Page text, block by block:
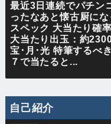
最近3日連続でパチン
ったなあと懐古厨に
スペック 大当たり確
大当たり出玉：約
宝･月･光 特筆するべ
７で当たると...
自己紹介